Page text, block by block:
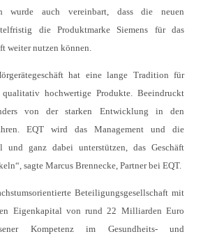
wurde auch vereinbart, dass die neuen
die Produktmarke Siemens für das
weiter nutzen können.
hat eine lange Tradition für
hochwertige Produkte. Beeindruckt
von der starken Entwicklung in den
EQT wird das Management und die
und ganz dabei unterstützen, das Geschäft
sagte Marcus Brennecke, Partner bei EQT.
Beteiligungsgesellschaft mit
Eigenkapital von rund 22 Milliarden Euro
Kompetenz im Gesundheits- und